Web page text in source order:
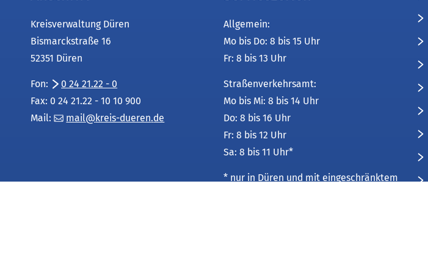
Kreisverwaltung Düren
Bismarckstraße 16
52351 Düren
Fon:
0 24 21.22 - 0
Fax: 0 24 21.22 - 10 10 900
Mail:
mail kreis-dueren de
Allgemein:
Mo bis Do: 8 bis 15 Uhr
Fr: 8 bis 13 Uhr
Straßenverkehrsamt:
Mo bis Mi: 8 bis 14 Uhr
Do: 8 bis 16 Uhr
Fr: 8 bis 12 Uhr
Sa: 8 bis 11 Uhr*
* nur in Düren und mit eingeschränktem